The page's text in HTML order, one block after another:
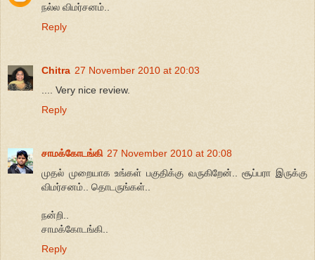
நல்ல விமர்சனம்..
Reply
Chitra 27 November 2010 at 20:03
.... Very nice review.
Reply
சாமக்கோடங்கி 27 November 2010 at 20:08
முதல் முறையாக உங்கள் பகுதிக்கு வருகிறேன்.. சூப்பரா இருக்கு
விமர்சனம்.. தொடருங்கள்..
நன்றி..
சாமக்கோடங்கி..
Reply